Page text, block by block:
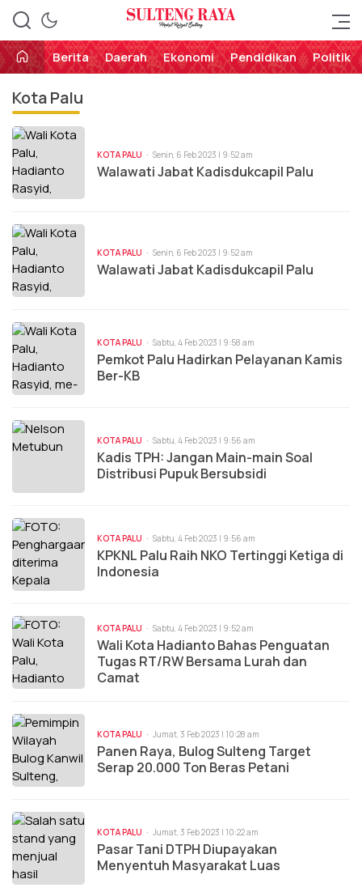
Sulteng Raya
Perekat Rakyat Sulteng
Berita
Daerah Ekonomi Pendidikan Politik
Kota Palu
KOTA PALU Senin, 6 Feb 2023 | 9:52 am
Walawati Jabat Kadisdukcapil Palu
KOTA PALU Senin, 6 Feb 2023 | 9:52 am
Walawati Jabat Kadisdukcapil Palu
KOTA PALU Sabtu, 4 Feb 2023 | 9:58 am
Pemkot Palu Hadirkan Pelayanan Kamis
Ber-KB
KOTA PALU Sabtu, 4 Feb 2023 | 9:56 am
Kadis TPH: Jangan Main-main Soal
Distribusi Pupuk Bersubsidi
KOTA PALU Sabtu, 4 Feb 2023 | 9:56 am
KPKNL Palu Raih NKO Tertinggi Ketiga di
Indonesia
KOTA PALU Sabtu, 4 Feb 2023 | 9:52 am
Wali Kota Hadianto Bahas Penguatan
Tugas RT/RW Bersama Lurah dan
Camat
KOTA PALU Jumat, 3 Feb 2023 | 10:28 am
Panen Raya, Bulog Sulteng Target
Serap 20.000 Ton Beras Petani
KOTA PALU Jumat, 3 Feb 2023 | 10:22 am
Pasar Tani DTPH Diupayakan
Menyentuh Masyarakat Luas